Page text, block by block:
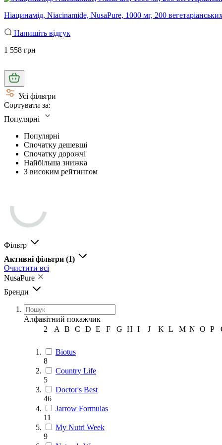
Ніацинамід, Niacinamide, NusaPure, 1000 мг, 200
Напишіть відгук
1 558 грн
Усі фільтри
Сортувати за:
Популярні
Популярні
Спочатку дешевші
Спочатку дорожчі
Найбільша знижка
З високим рейтингом
Фільтр
Активні фільтри (1)
Очистити всі
NusaPure
Бренди
Алфавітний покажчик
2
A B C D E F G H I J K L M N O P
Biotus
8
Country Life
5
Doctor's Best
46
Jarrow Formulas
11
My Nutri Week
9